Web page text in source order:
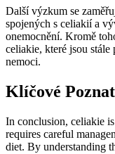
Další výzkum se
spojených s celiakií a
onemocnění. Kromě
celiakie, které jsou
nemoci.
Klíčové
In conclusion, celiakie
requires careful
diet. By understanding